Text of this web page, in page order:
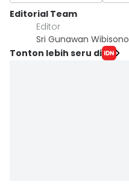
Editorial Team
Editor
Sri Gunawan Wibisono
Tonton lebih seru di